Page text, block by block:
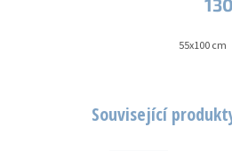
Související
55x100 cm